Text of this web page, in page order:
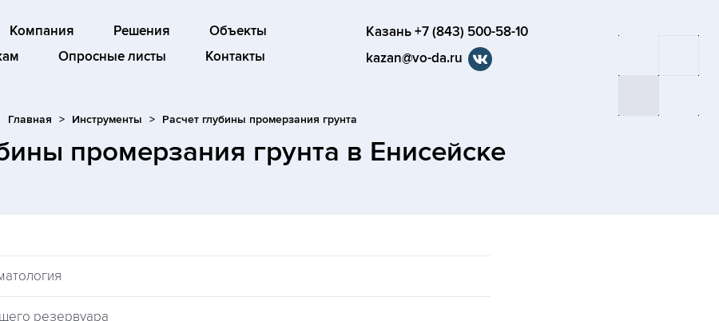
Компания Решения
Объекты
Опросные листы Контакты
Казань +7 (843) 500-58-10
kazan@vo-da.ru
Главная Инструменты Расчет глубины промерзания грунта
промерзания грунта в Енисейске
резервуара